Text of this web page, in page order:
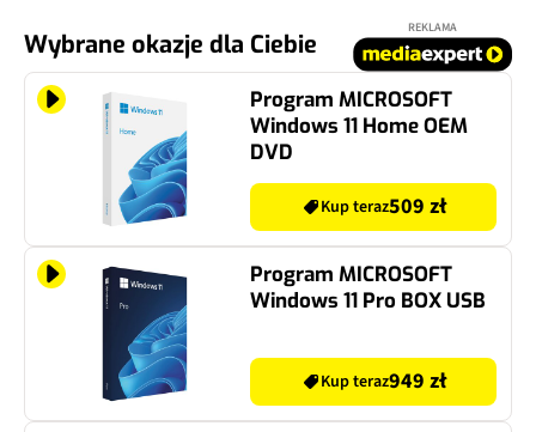
Wybrane okazje dla Ciebie
REKLAMA
Program MICROSOFT
Windows 11 Home OEM
DVD
Kup teraz509 zł
Program MICROSOFT
Windows 11 Pro BOX USB
Kup teraz949 zł